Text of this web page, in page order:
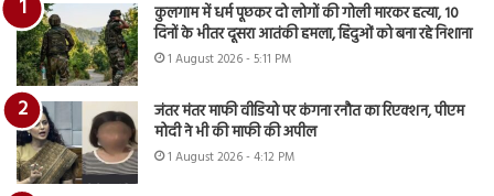
कुलगाम में धर्म पूछकर दो लोगों की गोली मारकर हत्या, 10
दिनों के भीतर दूसरा आतंकी हमला, हिंदुओं को बना रहे निशाना
1 August 2026 - 5:11 PM
जंतर मंतर माफी वीडियो पर कंगना रनौत का रिएक्शन, पीएम
मोदी ने भी की माफी की अपील
1 August 2026 - 4:12 PM